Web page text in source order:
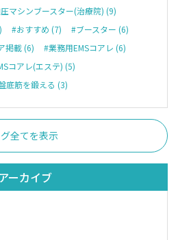
マシンブースター(治療院) (9)
#おすすめ (7)
#ブースター (6)
掲載 (6)
#業務用EMSコアレ (6)
コアレ(エステ) (5)
底筋を鍛える (3)
全てを表示
アーカイブ